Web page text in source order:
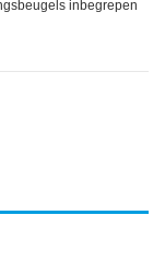
inbegrepen